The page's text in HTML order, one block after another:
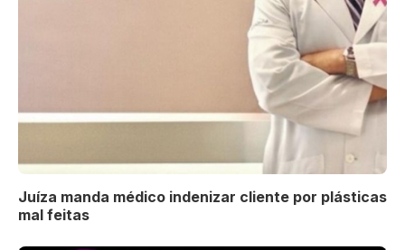
Juíza manda médico indenizar cliente por plásticas
mal feitas